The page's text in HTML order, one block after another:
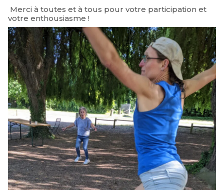
Merci à toutes et à tous pour votre participation et
votre enthousiasme !